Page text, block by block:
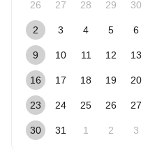
26 27 28 29 30
2 3 4 5 6
9 10 11 12 13
16 17 18 19 20
23 24 25 26 27
30 31 1 2 3